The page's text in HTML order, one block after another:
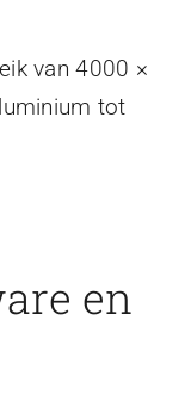
van 4000 ×
tot
en